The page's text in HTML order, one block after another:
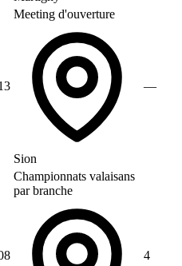
Meeting d'ouverture
Sion
—
Championnats valaisans
par branche
4